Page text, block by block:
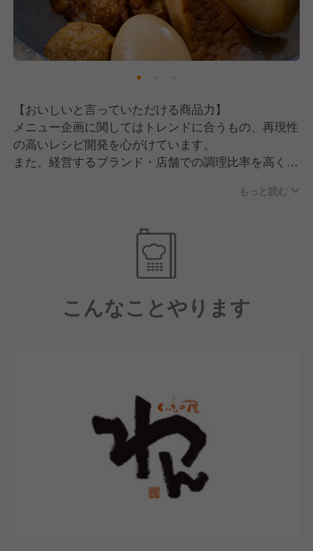
【おいしいと言っていただける商品力】
メニュー企画に関してはトレンドに合うもの、再現性
の高いレシピ開発を心がけています。
また、経営するブランド・店舗での調理比率を高くす
お客様からのちょっとしたリクエストにも応えられる
""""休める環境のある飲食店""""といえるように1店舗
につき2人以上の社員を配属し、交代で休みが取れる
また、勤務地に関しても家庭の事情や新しいエリアで
挑戦したいなど、できる限り考慮をしています。
もちろん、Iターン・Uターン勤務も大歓迎です。
もっと読む
こんなことやります